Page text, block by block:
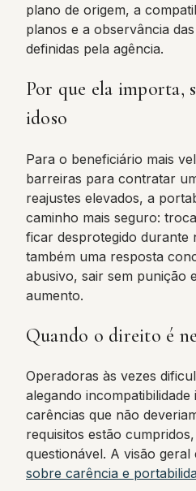
plano de origem, a
planos e a observância
definidas pela agência.
Por que ela importa,
idoso
Para o beneficiário mais
barreiras para contratar
reajustes elevados, a
caminho mais seguro:
ficar desprotegido durante
também uma resposta
abusivo, sair sem punição
aumento.
Quando o direito é
Operadoras às vezes
alegando
carências que não
requisitos estão
questionável. A visão geral
sobre carência e